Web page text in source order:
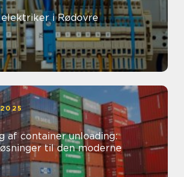
i Rødovre
af container unloading:
til den moderne